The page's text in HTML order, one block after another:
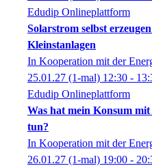
Edudip Onlineplattform
Solarstrom selbst
Kleinstanlagen
In Kooperation mit der
25.01.27 (1-mal) 12:30 -
Edudip Onlineplattform
Was hat mein Konsum
tun?
In Kooperation mit der
26.01.27 (1-mal) 19:00 -